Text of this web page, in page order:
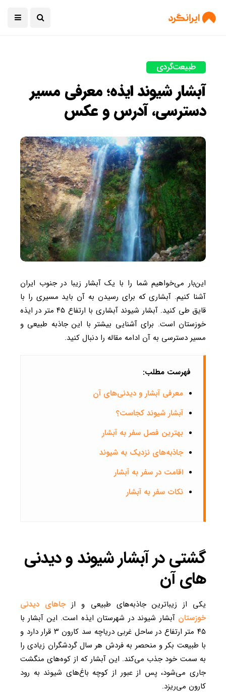
طبیعت‌گردی
آبشار شیوند ایذه؛ معرفی مسیر
دسترسی، آدرس و عکس
این‌بار می‌خواهیم شما را با یک آبشار زیبا در جنوب ایران
آشنا کنیم. آبشاری که برای رسیدن به آن باید مسیری را با
قایق طی کنید. آبشار شیوند آبشاری با ارتفاع ۴۵ متر در ایذه
خوزستان است. برای آشنایی بیشتر با این جاذبه طبیعی و
مسیر دسترسی به آن ادامه مقاله را دنبال کنید.
فهرست مطلب:
معرفی آبشار و دیدنی‌های آن
آبشار شیوند کجاست؟
بهترین فصل سفر به آبشار
جاذبه‌های نزدیک به شیوند
اقامت در سفر به آبشار
نکات سفر به آبشار
گشتی در آبشار شیوند و دیدنی
های آن
یکی از زیباترین جاذبه‌های طبیعی و ازجاهای دیدنی
خوزستان آبشار شیوند در شهرستان ایذه است. این آبشار با
۴۵ متر ارتفاع در ساحل غربی دریاچه سد کارون ۳ قرار دارد و
با طبیعت بکر و منحصر به فردش هر سال گردشگران زیادی را
به سمت خود جذب می‌کند. این آبشار که از کوه‌های منگشت
جاری می‌شود، پس از عبور از کوچه باغ‌های شیوند به رود
کارون می‌ریزد.